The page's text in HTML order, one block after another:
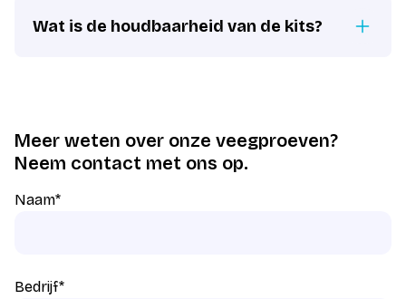
Wat is de houdbaarheid van de kits?
Meer weten over onze veegproeven?
Neem contact met ons op.
Naam*
Bedrijf*